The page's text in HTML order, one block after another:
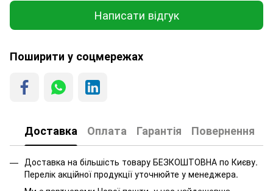
Написати відгук
Поширити у соцмережах
Доставка Оплата Гарантія Повернення
Доставка на більшість товару БЕЗКОШТОВНА по Києву.
Перелік акційної продукції уточнюйте у менеджера.